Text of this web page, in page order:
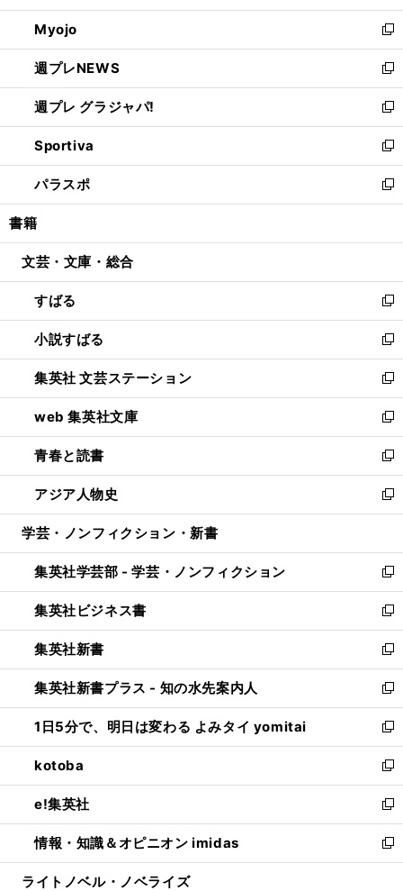
開
く
ウ
で
開
く
ン
ド
ウ
で
開
く
ウ
ィ
ン
ド
ウ
で
開
く
Myojo
新
し
い
ウ
ィ
ン
ド
ウ
で
開
週プレNEWS
新
し
い
ウ
ィ
ン
ド
ウ
開
週プレ グラジャパ!
新
し
い
ウ
ィ
ン
ウ
開
く
Sportiva
新
し
い
ウ
ン
ウ
で
開
く
パラスポ
新
し
ウ
ン
ド
ウ
で
開
く
書籍
文芸・文庫・総合
すばる
新
し
い
ウ
ィ
ン
ド
ウ
で
開
く
小説すばる
新
し
い
ウ
ィ
ン
ド
ウ
で
開
集英社 文芸ステーション
新
し
い
ウ
ィ
ン
ド
ウ
開
く
web 集英社文庫
新
し
い
ウ
ィ
ン
ウ
で
開
く
青春と読書
新
し
い
ウ
ン
ド
ウ
で
開
く
アジア人物史
新
し
ウ
ィ
ン
ド
ウ
で
開
く
学芸・ノンフィクション・新書
集英社学芸部 - 学芸・ノンフィクション
新
し
い
ウ
ィ
ン
ド
ウ
で
開
く
集英社ビジネス書
新
し
い
ウ
ィ
ン
ド
ウ
で
開
く
集英社新書
新
し
い
ウ
ィ
ン
ド
ウ
で
開
く
集英社新書プラス - 知の水先案内人
新
し
い
ウ
ィ
ン
ド
ウ
で
開
1日5分で、明日は変わる よみタイ yomitai
新
し
い
ウ
ィ
ン
ド
ウ
kotoba
新
し
い
ウ
ィ
ン
e!集英社
新
し
い
ウ
情報・知識＆オピニオン imidas
新
し
ライトノベル・ノベライズ